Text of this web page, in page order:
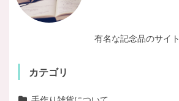
有名な記念品のサイト
カテゴリ